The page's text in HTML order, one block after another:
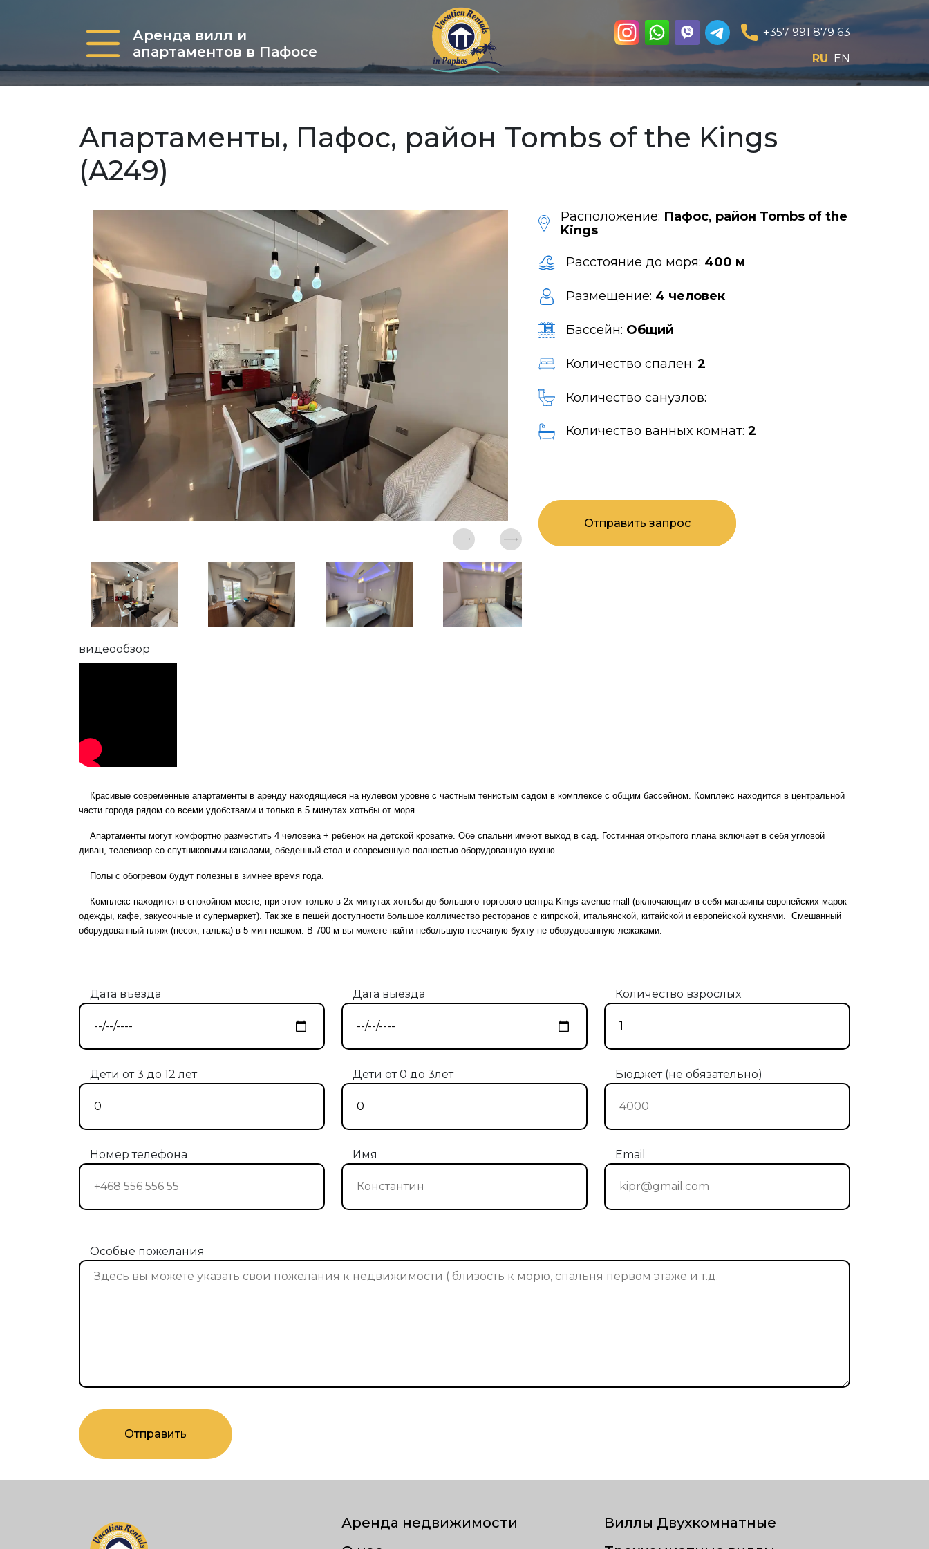
Аренда вилл и
апартаментов в Пафосе
+357 991 879 63
RU EN
Апартаменты, Пафос, район Tombs of the Kings
(A249)
видеообзор
Расположение: Пафос, район Tombs of the
Kings
Расстояние до моря: 400 м
Размещение: 4 человек
Бассейн: Общий
Количество спален: 2
Количество санузлов:
Количество ванных комнат: 2
Отправить запрос
Красивые современные апартаменты в аренду находящиеся на нулевом уровне с частным тенистым садом в комплексе с общим бассейном. Комплекс находится в центральной
части города рядом со всеми удобствами и только в 5 минутах хотьбы от моря.
Апартаменты могут комфортно разместить 4 человека + ребенок на детской кроватке. Обе спальни имеют выход в сад. Гостинная открытого плана включает в себя угловой
диван, телевизор со спутниковыми каналами, обеденный стол и современную полностью оборудованную кухню.
Полы с обогревом будут полезны в зимнее время года.
Комплекс находится в спокойном месте, при этом только в 2х минутах хотьбы до большого торгового центра Kings avenue mall (включающим в себя магазины европейских марок
одежды, кафе, закусочные и супермаркет). Так же в пешей доступности большое колличество ресторанов с кипрской, итальянской, китайской и европейской кухнями. Смешанный
оборудованный пляж (песок, галька) в 5 мин пешком. В 700 м вы можете найти небольшую песчаную бухту не оборудованную лежаками.
Дата въезда Дата выезда Количество взрослых
Дети от 3 до 12 лет Дети от 0 до 3лет Бюджет (не обязательно)
Номер телефона Имя Email
Особые пожелания
Отправить
Аренда недвижимости
Виллы Двухкомнатные